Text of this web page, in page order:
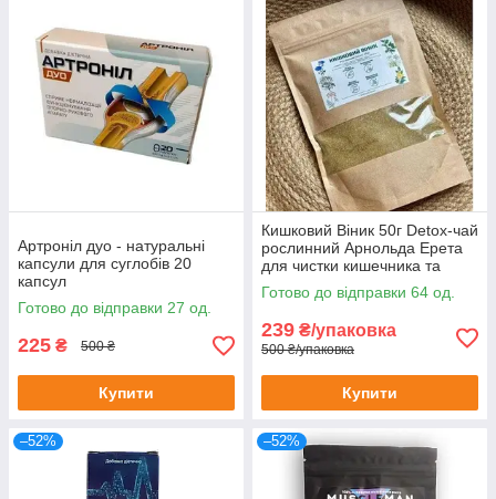
Артроніл дуо - натуральні
капсули для суглобів 20
капсул
Готово до відправки 27 од.
225 ₴ 500 ₴
Купити
Кишковий Віник 50г Detox-чай
рослинний Арнольда Ерета
для чистки кишечника та
організму 50 г
Готово до відправки 64 од.
239 ₴/упаковка
500 ₴/упаковка
Купити
–52% –52%